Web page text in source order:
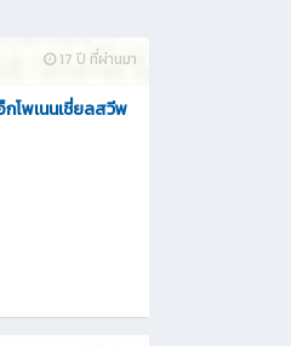
17 ปี ที่ผ่านมา
กโพเนนเชี่ยลสวีพ